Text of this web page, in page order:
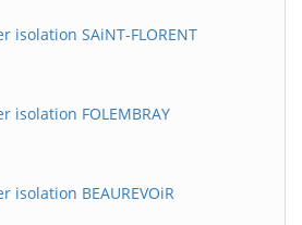
isolation SAiNT-FLORENT
isolation FOLEMBRAY
isolation BEAUREVOiR